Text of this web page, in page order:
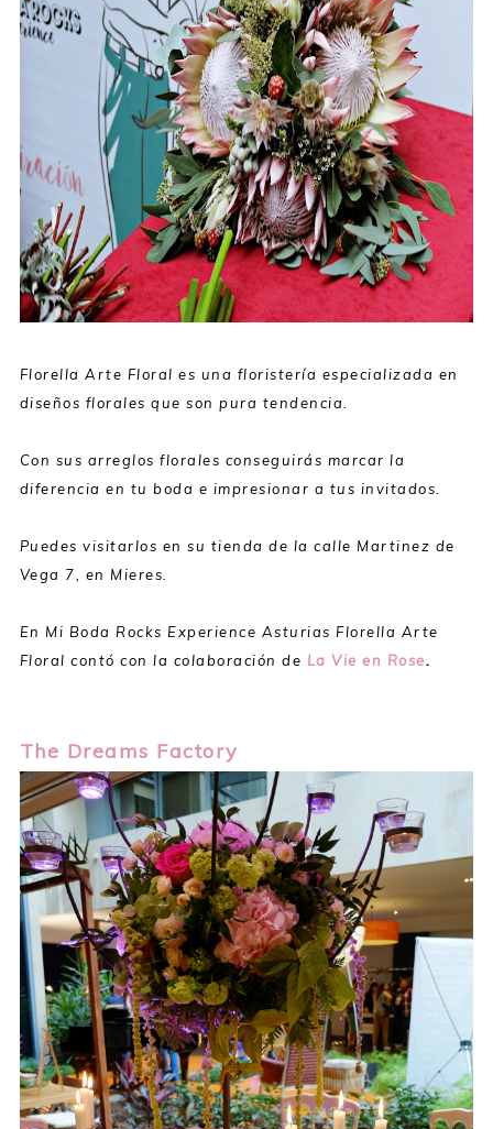
Florella Arte Floral es una floristería especializada en
diseños florales que son pura tendencia.
Con sus arreglos florales conseguirás marcar la
diferencia en tu boda e impresionar a tus invitados.
Puedes visitarlos en su tienda de la calle Martinez de
Vega 7, en Mieres.
En Mi Boda Rocks Experience Asturias Florella Arte
Floral contó con la colaboración de La Vie en Rose.
The Dreams Factory